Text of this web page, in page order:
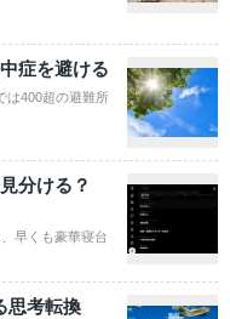
症を避ける
は400超の避難所
分ける？
早くも豪華寝台
思考転換